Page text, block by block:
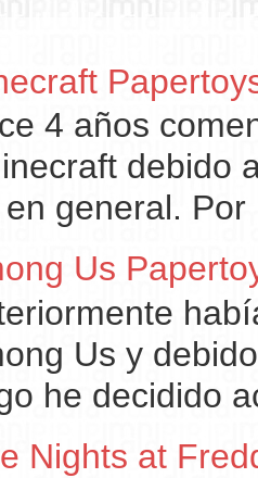
4 años
debido
general.
Us
Us y
he decidido
Nights at